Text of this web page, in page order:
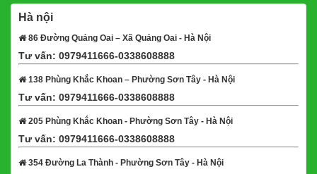
Hà nội
86 Đường Quảng Oai – Xã Quảng Oai - Hà Nội
Tư vấn: 0979411666-0338608888
138 Phùng Khắc Khoan – Phường Sơn Tây - Hà Nội
Tư vấn: 0979411666-0338608888
205 Phùng Khắc Khoan - Phường Sơn Tây - Hà Nội
Tư vấn: 0979411666-0338608888
354 Đường La Thành - Phường Sơn Tây - Hà Nội